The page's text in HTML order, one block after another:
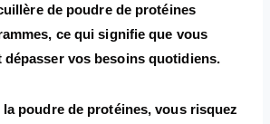
de poudre de protéines
ce qui signifie que vous
dépasser vos besoins quotidiens.
poudre de protéines, vous risquez